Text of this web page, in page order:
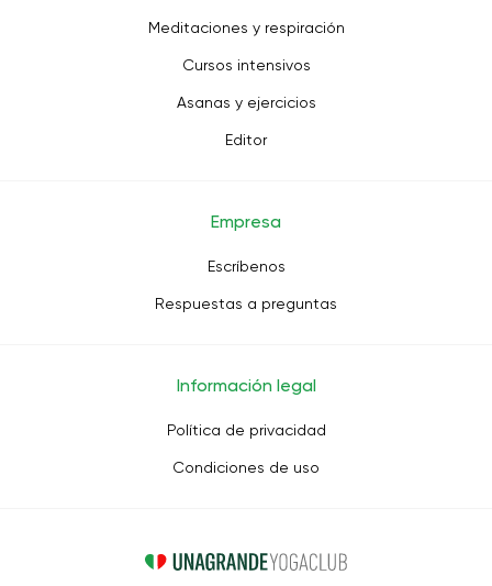
Meditaciones y respiración
Cursos intensivos
Asanas y ejercicios
Editor
Empresa
Escríbenos
Respuestas a preguntas
Información legal
Política de privacidad
Condiciones de uso